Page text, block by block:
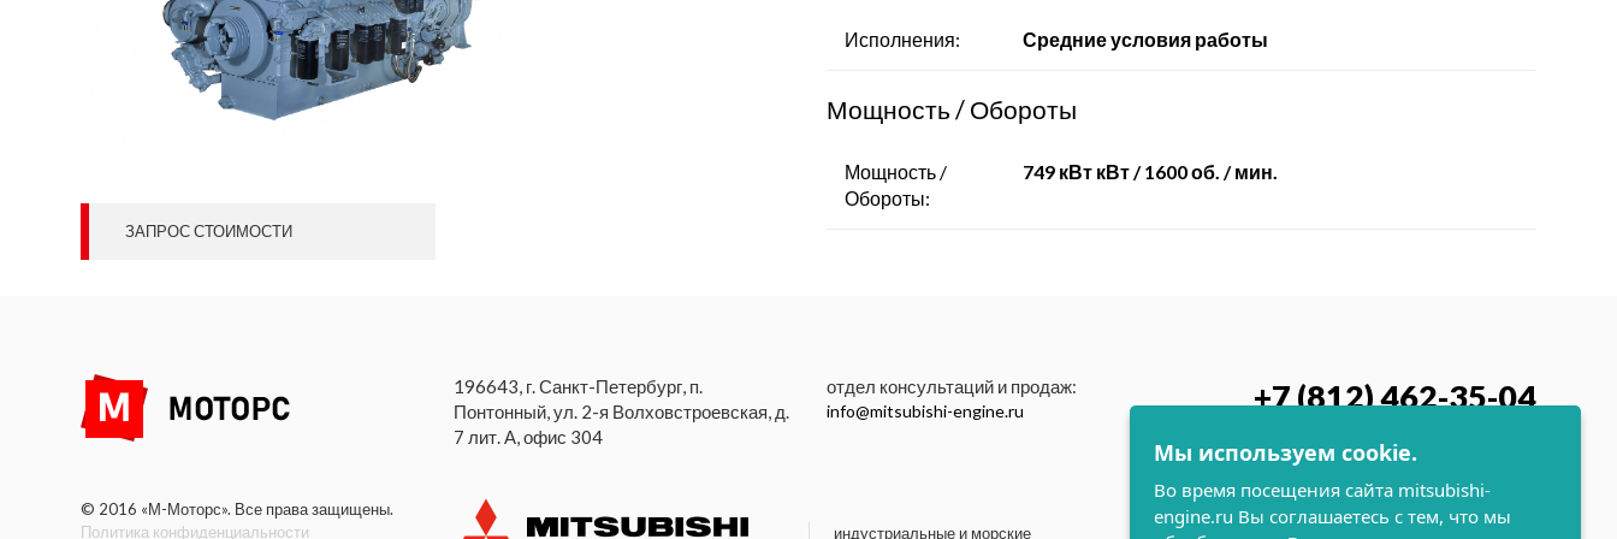
ЗАПРОС СТОИМОСТИ
Исполнения: Средние условия работы
Мощность / Обороты
Мощность /
Обороты:
749 кВт кВт / 1600 об. / мин.
196643, г. Санкт-Петербург, п.
Понтонный, ул. 2-я Волховстроевская, д.
7 лит. А, офис 304
отдел консультаций и продаж:
info@mitsubishi-engine.ru +7 (812) 462-35-04
© 2016 «М-Моторс». Все права защищены.
Политика конфиденциальности
индустриальные и морские
Мы используем cookie.
Во время посещения сайта mitsubishi-
engine.ru Вы соглашаетесь с тем, что мы